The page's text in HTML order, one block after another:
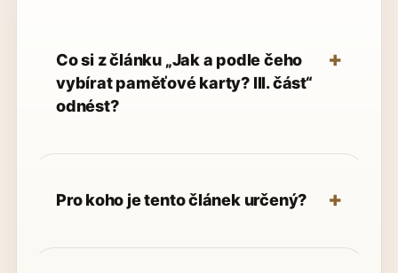
Co si z článku „Jak a podle čeho
vybírat paměťové karty? III. část“
odnést?
Pro koho je tento článek určený?